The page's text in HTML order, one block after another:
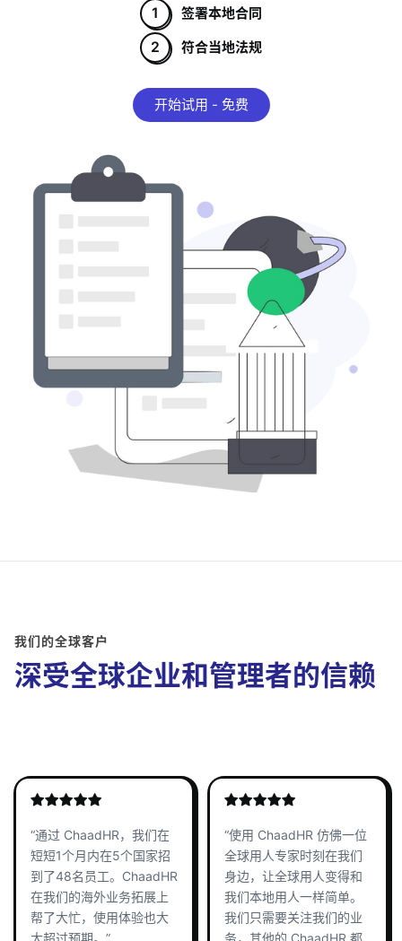
1
签署本地合同
2
符合当地法规
开始试用 - 免费
我们的全球客户
深受全球企业和管理者的信赖
“通过 ChaadHR，我们在
短短1个月内在5个国家招
到了48名员工。ChaadHR
在我们的海外业务拓展上
帮了大忙，使用体验也大
大超过预期。”
“使用 ChaadHR 仿佛一位
全球用人专家时刻在我们
身边，让全球用人变得和
我们本地用人一样简单。
我们只需要关注我们的业
务，其他的 ChaadHR 都